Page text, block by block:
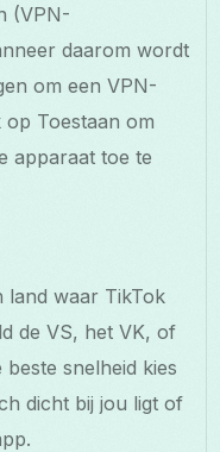
(VPN-
daarom wordt
om een VPN-
Toestaan om
apparaat toe te
land waar TikTok
de VS, het VK, of
snelheid kies
dicht bij jou ligt of